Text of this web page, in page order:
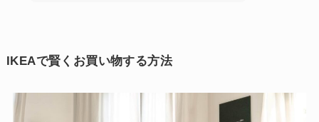
IKEAで賢くお買い物する方法